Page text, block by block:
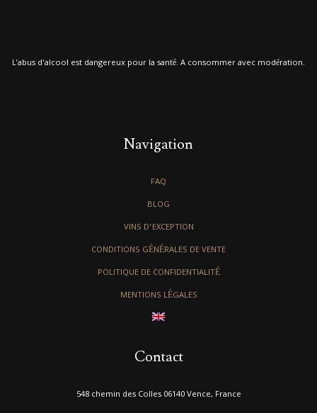
L'abus d'alcool est dangereux pour la santé. A consommer avec modération.
Navigation
FAQ
BLOG
VINS D’EXCEPTION
CONDITIONS GÉNÉRALES DE VENTE
POLITIQUE DE CONFIDENTIALITÉ
MENTIONS LÉGALES
Contact
548 chemin des Colles 06140 Vence, France